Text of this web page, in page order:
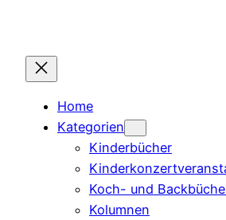
springen
Home
Kategorien
Kinderbücher
Koch- und
Kolumnen